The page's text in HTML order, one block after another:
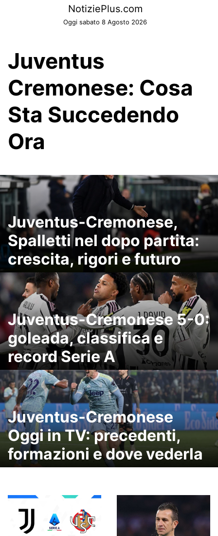
NotiziePlus.com
Oggi sabato 8 Agosto 2026
Juventus
Cremonese: Cosa
Sta Succedendo
Ora
Juventus-Cremonese,
Spalletti nel dopo partita:
crescita, rigori e futuro
Juventus-Cremonese 5-0:
goleada, classifica e
record Serie A
Juventus-Cremonese
Oggi in TV: precedenti,
formazioni e dove vederla